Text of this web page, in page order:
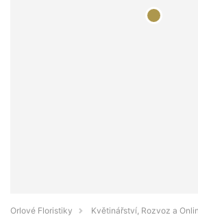
Orlové Floristiky
Květinářství, Rozvoz a